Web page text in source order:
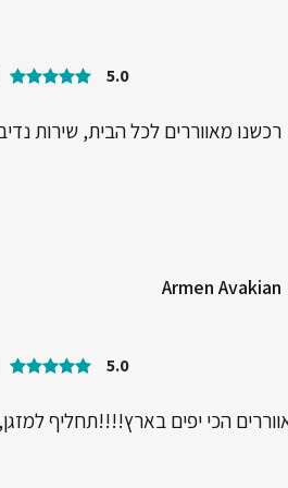
5.0
רכשנו מאווררים לכל הבית, שירות
Armen Avakian
5.0
הכי יפים בארץ!!!!תחליף